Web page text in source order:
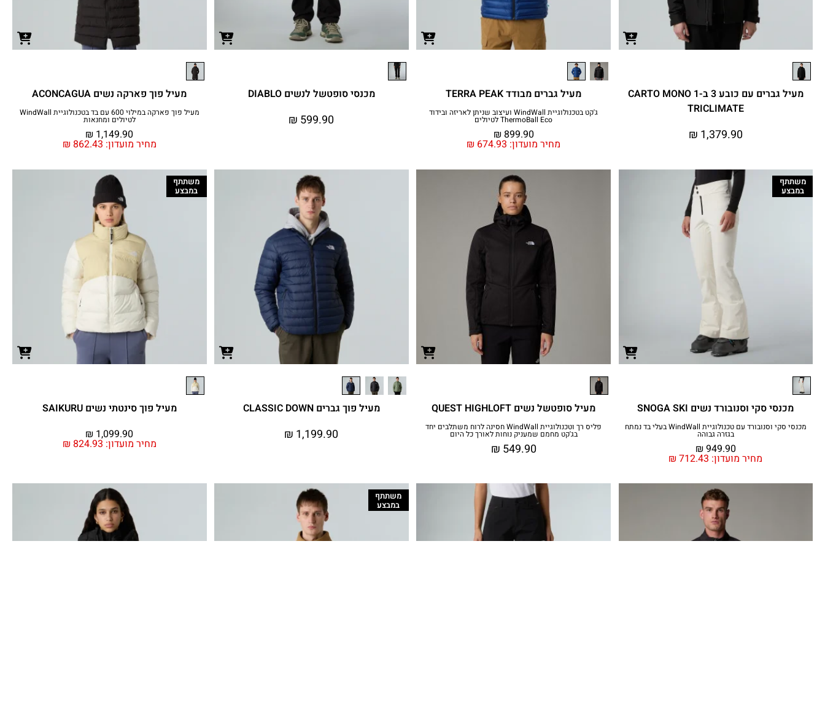
מעיל גברים עם כובע 3 ב-1 CARTO MONO
TRICLIMATE
₪ 1,379.90
מעיל גברים מבודד TERRA PEAK
ג'קט בטכנולוגיית WindWall ועיצוב שניתן לאריזה ובידוד
ThermoBall Eco לטיולים
מחיר מועדון: ₪ 674.93
₪ 899.90
מכנסי סופטשל לנשים DIABLO
₪ 599.90
מעיל פוך פארקה נשים ACONCAGUA
מעיל פוך פארקה במילוי 600 עם בד בטכנולוגיית WindWall
לטיולים ומחנאות
מחיר מועדון: ₪ 862.43
₪ 1,149.90
משתתף
במבצע
מכנסי סקי וסנובורד נשים SNOGA SKI
מכנסי סקי וסנובורד עם טכנולוגיית WindWall בעלי בד נמתח
בגזרה גבוהה
מחיר מועדון: ₪ 712.43
₪ 949.90
מעיל סופטשל נשים QUEST HIGHLOFT
פליס רך וטכנולוגיית WindWall‎ חסינה לרוח משתלבים יחד
בג'קט מחמם שמעניק נוחות לאורך כל היום
₪ 549.90
מעיל פוך גברים CLASSIC DOWN
₪ 1,199.90
משתתף
במבצע
מעיל פוך סינטתי נשים SAIKURU
מחיר מועדון: ₪ 824.93
₪ 1,099.90
משתתף
במבצע